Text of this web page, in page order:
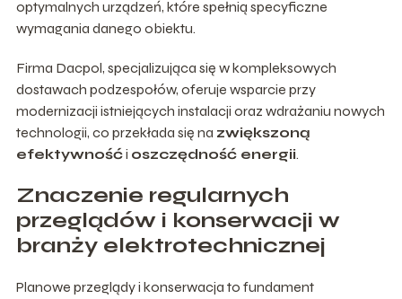
optymalnych urządzeń, które spełnią specyficzne
wymagania danego obiektu.
Firma Dacpol, specjalizująca się w kompleksowych
dostawach podzespołów, oferuje wsparcie przy
modernizacji istniejących instalacji oraz wdrażaniu nowych
technologii, co przekłada się na zwiększoną
efektywnośći oszczędność energii.
Znaczenie regularnych
przeglądów i konserwacji w
branży elektrotechnicznej
Planowe przeglądy i konserwacja to fundament